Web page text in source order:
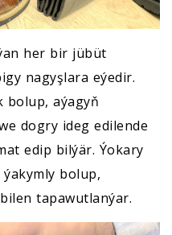
her bir jübüt
nagyşlara eýedir.
bolup, aýagyň
dogry ideg edilende
edip bilýär. Ýokary
bolup,
tapawutlanýar.